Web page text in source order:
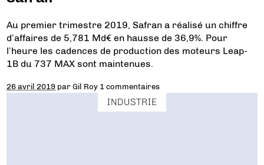
Au premier trimestre 2019, Safran a réalisé un chiffre
d’affaires de 5,781 Md€ en hausse de 36,9%. Pour
l’heure les cadences de production des moteurs Leap-
1B du 737 MAX sont maintenues.
26 avril 2019 parGil Roy 1 commentaires
INDUSTRIE